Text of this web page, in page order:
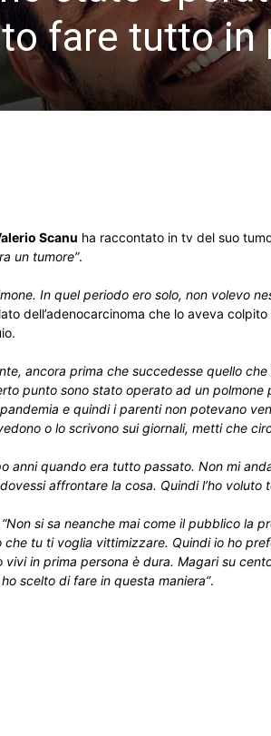
fare tutto in
Scanu ha raccontato in tv del suo
un tumore”.
In quel periodo ero solo, non volevo
dell’adenocarcinoma che lo aveva
ancora prima che succedesse quello
punto sono stato operato ad un polmone
e quindi i parenti non potevano
o lo scrivono sui giornali, metti che
anni quando era tutto passato. Non mi
affrontare la cosa. Quindi l’ho voluto
“Non si sa neanche mai come il pubblico la
tu ti voglia vittimizzare. Quindi io ho
in prima persona è dura. Magari su
scelto di fare in questa maniera”.